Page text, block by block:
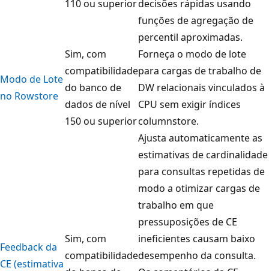
110 ou superiordecisões rápidas usando
funções de agregação de
percentil aproximadas.
Modo de Lote
no Rowstore
Sim, com
compatibilidade
do banco de
dados de nível
150 ou superior
Forneça o modo de lote
para cargas de trabalho de
DW relacionais vinculados à
CPU sem exigir índices
columnstore.
Feedback da
CE (estimativa
Sim, com
compatibilidade
Ajusta automaticamente as
estimativas de cardinalidade
para consultas repetidas de
modo a otimizar cargas de
trabalho em que
pressuposições de CE
ineficientes causam baixo
desempenho da consulta.